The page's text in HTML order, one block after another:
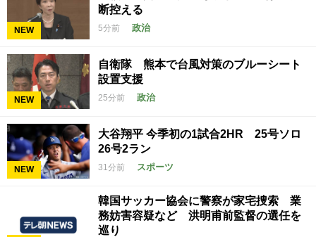
NEW
断控える
5分前 政治
NEW
自衛隊 熊本で台風対策のブルーシート
設置支援
25分前 政治
NEW
大谷翔平 今季初の1試合2HR 25号ソロ
26号2ラン
31分前 スポーツ
韓国サッカー協会に警察が家宅捜索 業
務妨害容疑など 洪明甫前監督の選任を
巡り